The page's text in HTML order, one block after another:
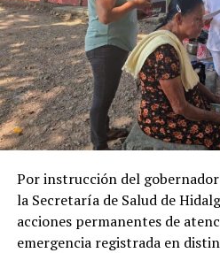
Por instrucción del gobernador
la Secretaría de Salud de
acciones permanentes de
emergencia registrada en